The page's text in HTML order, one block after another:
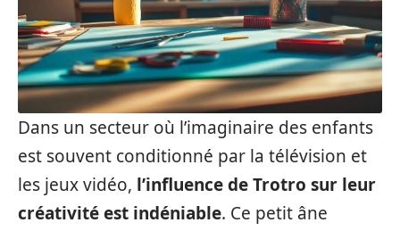
Dans un secteur où l’imaginaire des enfants
est souvent conditionné par la télévision et
les jeux vidéo, l’influence de Trotro sur leur
créativité est indéniable. Ce petit âne